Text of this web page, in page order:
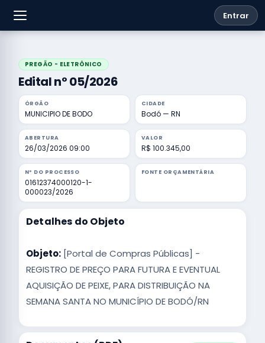
Entrar
PREGÃO - ELETRÔNICO
Edital nº 05/2026
ÓRGÃO
MUNICIPIO DE BODO
CIDADE
Bodó — RN
ABERTURA
26/03/2026 09:00
VALOR
R$ 100.345,00
Nº DO PROCESSO
01612374000120-1-
000023/2026
FONTE ORÇAMENTÁRIA
Detalhes do Objeto
Objeto: [Portal de Compras Públicas] -
REGISTRO DE PREÇO PARA FUTURA E EVENTUAL
AQUISIÇÃO DE PEIXE, PARA DISTRIBUIÇÃO NA
SEMANA SANTA NO MUNICÍPIO DE BODÓ/RN